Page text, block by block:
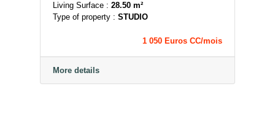
Living Surface : 28.50 m²
Type of property : STUDIO
1 050 Euros CC/mois
More details